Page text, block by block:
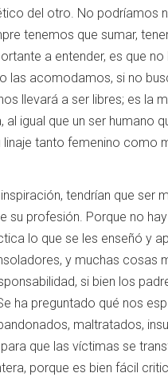
del otro. No podríamos
tenemos que sumar,
a entender, es que
las acomodamos, si no
llevará a ser libres; es la
igual que un ser humano
tanto femenino como
tendrían que ser
profesión. Porque no
lo que se les enseñó y
y muchas cosas
si bien los
ha preguntado qué nos
maltratados,
que las víctimas se
porque es bien fácil